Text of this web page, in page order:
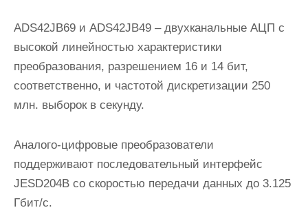
ADS42JB69 и ADS42JB49 – двухканальные АЦП с
высокой линейностью характеристики
преобразования, разрешением 16 и 14 бит,
соответственно, и частотой дискретизации 250
млн. выборок в секунду.
Аналого-цифровые преобразователи
поддерживают последовательный интерфейс
JESD204B со скоростью передачи данных до 3.125
Гбит/с.